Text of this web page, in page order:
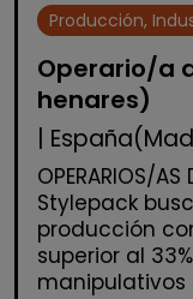
Producción,
Operario/a
henares)
|
OPERARIOS/
Stylepack
producción
superior al
manipulativos